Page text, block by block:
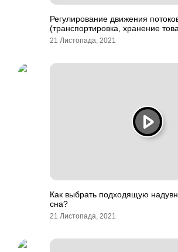
Регулирование движения
(транспортировка, хранение
21 Листопада, 2021
Как выбрать подходящую
сна?
21 Листопада, 2021